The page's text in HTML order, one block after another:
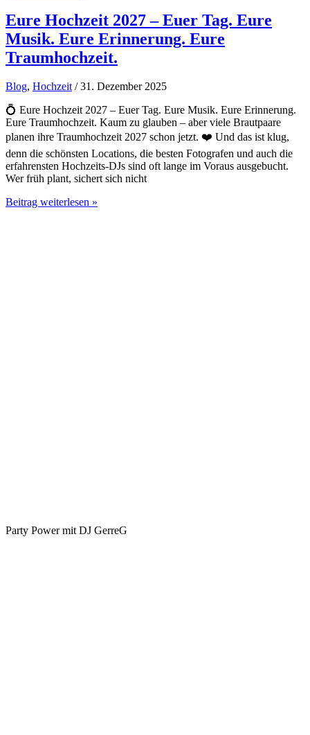
Hochzeitsparty
Eure Hochzeit 2027 – Euer Tag. Eure
Musik. Eure Erinnerung. Eure
Traumhochzeit.
Blog, Hochzeit/ 31. Dezember 2025
💍 Eure Hochzeit 2027 – Euer Tag. Eure Musik. Eure Erinnerung.
Eure Traumhochzeit. Kaum zu glauben – aber viele Brautpaare
planen ihre Traumhochzeit 2027 schon jetzt. ❤️ Und das ist klug,
denn die schönsten Locations, die besten Fotografen und auch die
erfahrensten Hochzeits-DJs sind oft lange im Voraus ausgebucht.
Wer früh plant, sichert sich nicht
Eure
Beitrag weiterlesen »
Party Power mit DJ GerreG